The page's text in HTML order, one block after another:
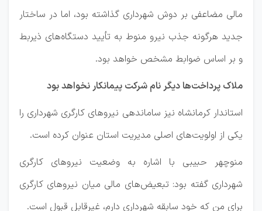
مالی مضاعفی بر دوش شهرداری گذاشته بود، اما در ساختار
جدید هرگونه جذب نیرو منوط به تأیید دستگاه‌های ذیربط
و بر اساس ضوابط مشخص خواهد بود.
ملاک پرداخت‌ها دیگر نام شرکت پیمانکار نخواهد بود
استاندار کرمانشاه نیز ساماندهی نیروهای کارگری شهرداری را
یکی از اولویت‌های اصلی مدیریت استان عنوان کرده است.
منوچهر حبیبی با اشاره به وضعیت نیروهای کارگری
شهرداری گفته بود: تبعیض‌های مالی میان نیروهای کارگری
برای من که خود سابقه شهرداری دارم، غیرقابل قبول است.